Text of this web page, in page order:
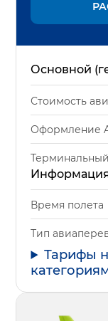
Основной
Стоимость
Оформление
Время полета
Тип
Тарифы